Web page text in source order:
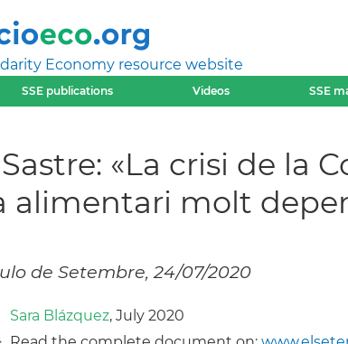
Economy resource website
SSE publications Videos SSE
«La crisi de la
alimentari molt
de Setembre, 24/07/2020
Sara Blázquez, July 2020